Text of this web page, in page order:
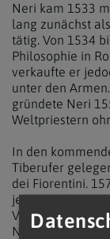
Neri kam 1533
lang zunächst
tätig. Von 1534
Philosophie in
verkaufte er
unter den
gründete Neri
Weltpriestern
In den
Tiberufer
dei Fiorentini.
jener Kirche, in
Vallicella, auch
Neri starb 1595